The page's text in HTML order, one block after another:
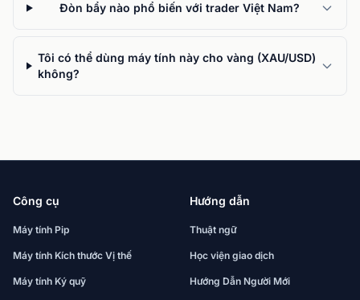
Đòn bẩy nào phổ biến với trader Việt Nam?
Tôi có thể dùng máy tính này cho vàng (XAU/USD)
không?
Công cụ
Máy tính Pip
Máy tính Kích thước Vị thế
Máy tính Ký quỹ
Hướng dẫn
Thuật ngữ
Học viện giao dịch
Hướng Dẫn Người Mới